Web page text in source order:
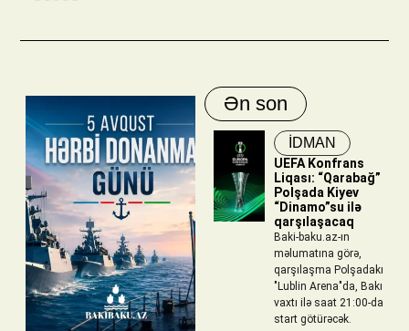
Ən son
İDMAN
UEFA Konfrans
Liqası: “Qarabağ”
Polşada Kiyev
“Dinamo”su ilə
qarşılaşacaq
Baki-baku.az-ın
məlumatına görə,
qarşılaşma Polşadakı
"Lublin Arena"da, Bakı
vaxtı ilə saat 21:00-da
start götürəcək.